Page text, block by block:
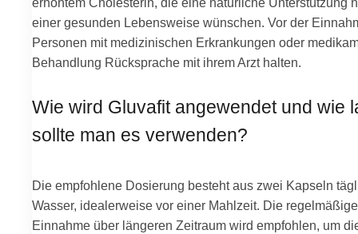
einer gesunden Lebensweise wünschen. Vor der
Personen mit medizinischen Erkrankungen oder
Behandlung Rücksprache mit ihrem Arzt halten.
Wie wird Gluvafit angewendet und wie
sollte man es verwenden?
Die empfohlene Dosierung besteht aus zwei Kapseln
Wasser, idealerweise vor einer Mahlzeit. Die regelmäßige
Einnahme über längeren Zeitraum wird empfohlen, um